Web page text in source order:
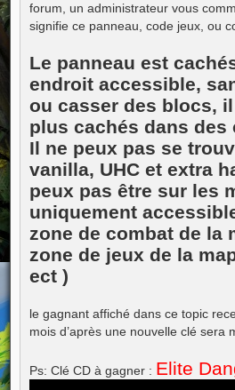
forum, un administrateur vous
signifie ce panneau, code jeux, ou
Le panneau est
endroit accessible,
ou casser des blocs,
plus cachés dans des
Il ne peux pas se
vanilla, UHC et extra
peux pas être sur les
uniquement
zone de combat de la
zone de jeux de la
ect )
le gagnant affiché dans ce topic
mois d’après une nouvelle clé sera
Ps: Clé CD à gagner : Elite